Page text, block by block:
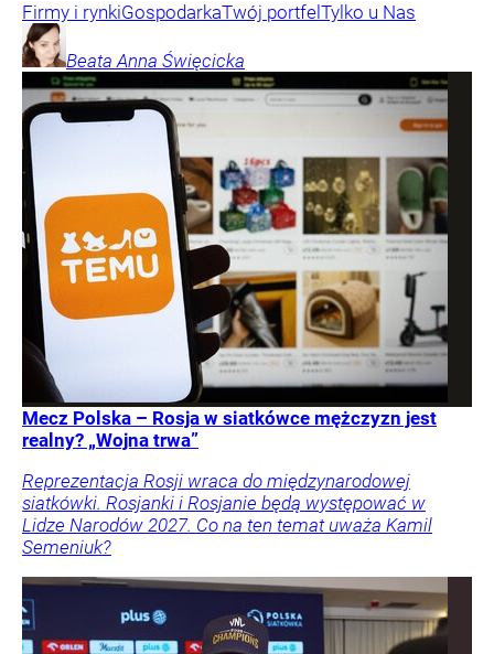
Firmy i rynkiGospodarkaTwój portfel Tylko u Nas
Beata Anna Święcicka
Mecz Polska – Rosja w siatkówce mężczyzn jest
realny? „Wojna trwa”
Reprezentacja Rosji wraca do międzynarodowej
siatkówki. Rosjanki i Rosjanie będą występować w
Lidze Narodów 2027. Co na ten temat uważa Kamil
Semeniuk?